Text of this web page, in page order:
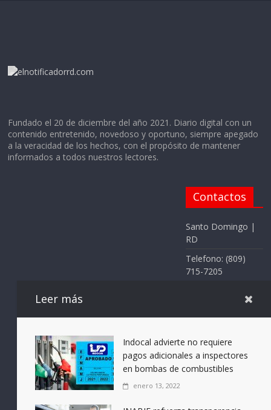
Fundado el 20 de diciembre del año 2021. Diario digital con un
contenido entretenido, novedoso y oportuno, siempre apegado
a la veracidad de los hechos, con el propósito de mantener
informados a todos nuestros lectores.
Contactos
Santo Domingo |
RD
Telefono: (809)
715-7205
mail.com
Leer más
Indocal advierte no requiere
pagos adicionales a inspectores
en bombas de combustibles
enero 13, 2022